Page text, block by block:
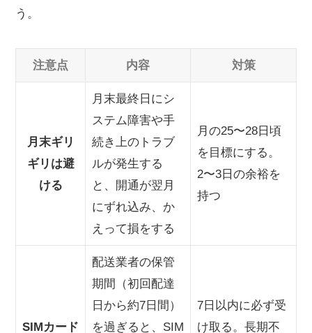
う。
注意点 内容 対策
月末ギリ
ギリは避
ける
月末最終日にシ
ステム障害や手
続き上のトラブ
ルが発生する
と、開通が翌月
にずれ込み、か
えって損をする
月の25〜28日頃
を目標にする。
2〜3日の余裕を
持つ
SIMカード
配送業者の保管
期間（初回配達
日から約7日間）
を過ぎると、SIM
7日以内に必ず受
け取る。長期不